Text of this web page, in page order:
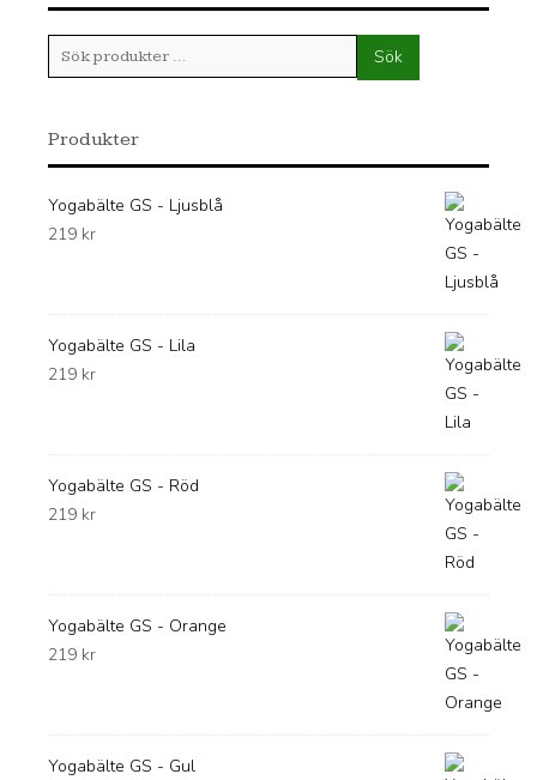
Sök
efter:
Sök
Produkter
Yogabälte GS - Ljusblå
219 kr
Yogabälte GS - Lila
219 kr
Yogabälte GS - Röd
219 kr
Yogabälte GS - Orange
219 kr
Yogabälte GS - Gul